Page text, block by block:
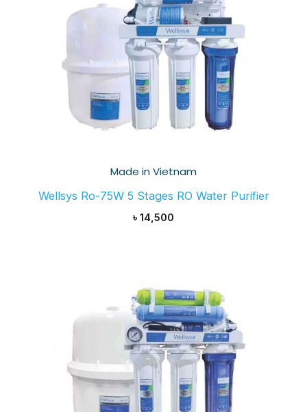
Made in Vietnam
Wellsys Ro-75W 5 Stages RO Water Purifier
৳ 14,500